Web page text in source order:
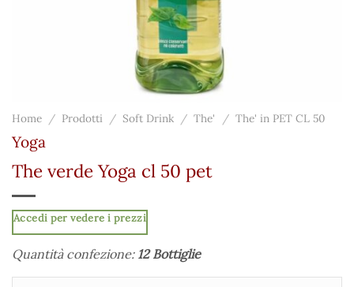
Home / Prodotti / Soft Drink / The' / The' in PET CL 50
Yoga
The verde Yoga cl 50 pet
Accedi per vedere i prezzi
Quantità confezione: 12 Bottiglie